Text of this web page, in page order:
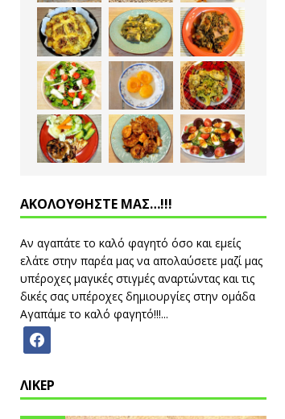
ΑΚΟΛΟΥΘΗΣΤΕ ΜΑΣ…!!!
Αν αγαπάτε το καλό φαγητό όσο και εμείς
ελάτε στην παρέα μας να απολαύσετε μαζί μας
υπέροχες μαγικές στιγμές αναρτώντας και τις
δικές σας υπέροχες δημιουργίες στην ομάδα
Αγαπάμε το καλό φαγητό!!!...
ΛΙΚΕΡ